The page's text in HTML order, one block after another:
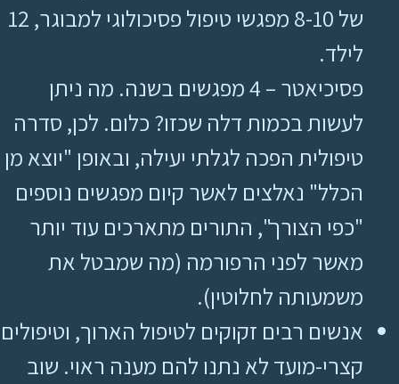
של 8-10 מפגשי טיפול פסיכולוגי למבוגר, 12
לילד.
פסיכיאטר – 4 מפגשים בשנה. מה ניתן
לעשות בכמות דלה שכזו? כלום. לכן, סדרה
טיפולית הפכה לגלתי יעילה, ובאופן "יוצא מן
הכלל" נאלצים לאשר קיום מפגשים נוספים
"כפי הצורך", התורים מתארכים עוד יותר
מאשר לפני הרפורמה (מה שמבטל את
משמעותה לחלוטין).
אנשים רבים זקוקים לטיפול הארוך, וטיפולים
קצרי-מועד לא נתנו להם מענה ראוי. שוב